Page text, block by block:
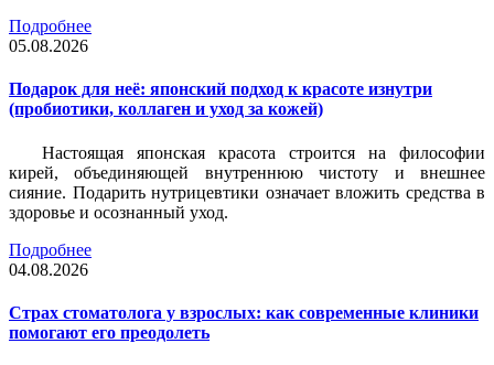
Подробнее
05.08.2026
Подарок для неё: японский подход к красоте изнутри
(пробиотики, коллаген и уход за кожей)
Настоящая японская красота строится на философии
кирей, объединяющей внутреннюю чистоту и внешнее
сияние. Подарить нутрицевтики означает вложить средства в
здоровье и осознанный уход.
Подробнее
04.08.2026
Страх стоматолога у взрослых: как современные клиники
помогают его преодолеть